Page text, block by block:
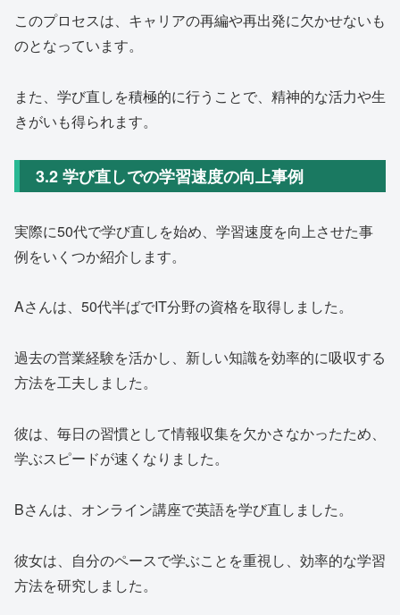
このプロセスは、キャリアの再編や再出発に欠かせないも
のとなっています。
また、学び直しを積極的に行うことで、精神的な活力や生
きがいも得られます。
3.2 学び直しでの学習速度の向上事例
実際に50代で学び直しを始め、学習速度を向上させた事
例をいくつか紹介します。
Aさんは、50代半ばでIT分野の資格を取得しました。
過去の営業経験を活かし、新しい知識を効率的に吸収する
方法を工夫しました。
彼は、毎日の習慣として情報収集を欠かさなかったため、
学ぶスピードが速くなりました。
Bさんは、オンライン講座で英語を学び直しました。
彼女は、自分のペースで学ぶことを重視し、効率的な学習
方法を研究しました。